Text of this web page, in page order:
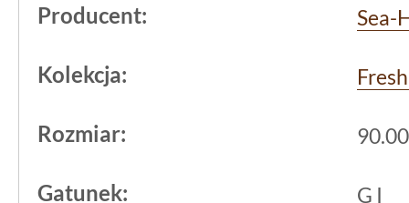
Producent: Sea-
Kolekcja:
Rozmiar:
Gatunek: G I